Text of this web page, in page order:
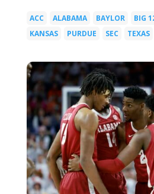
ACC ALABAMA BAYLOR BIG
KANSAS PURDUE SEC TEXAS